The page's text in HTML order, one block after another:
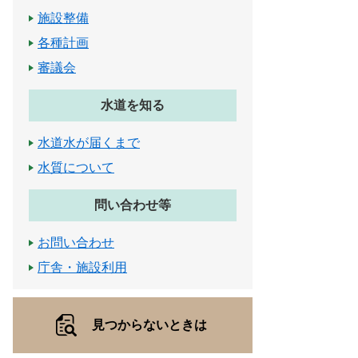
施設整備
各種計画
審議会
水道を知る
水道水が届くまで
水質について
問い合わせ等
お問い合わせ
庁舎・施設利用
見つからないときは